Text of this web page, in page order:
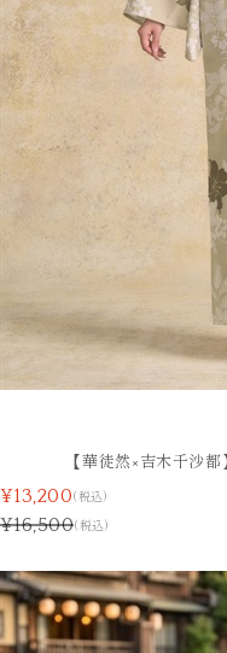
【華徒然×吉木千沙
¥13,200(税込)
¥16,500(税込)